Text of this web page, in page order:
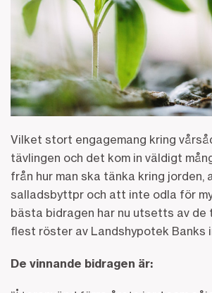
Vilket stort engagemang kring
tävlingen och det kom in väldigt
från hur man ska tänka kring jorden,
salladsbyttpr och att inte odla för
bästa bidragen har nu utsetts av de
flest röster av Landshypotek Banks
De vinnande bidragen är: